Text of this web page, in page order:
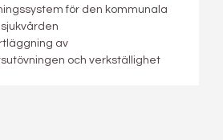
för den kommunala
av
och verkställighet